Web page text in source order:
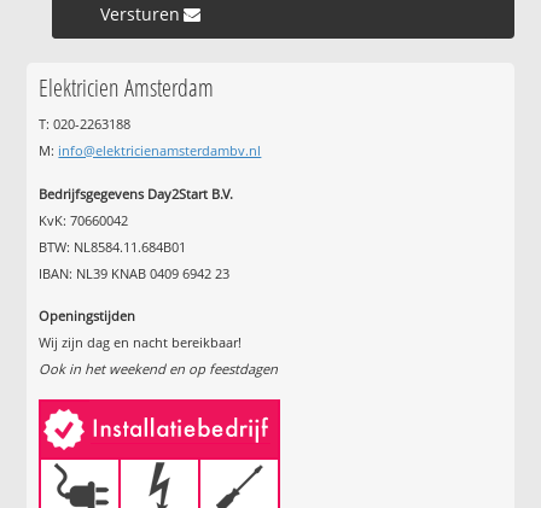
Versturen »
Elektricien Amsterdam
T: 020-2263188
M: info@elektricienamsterdambv.nl
Bedrijfsgegevens Day2Start B.V.
KvK: 70660042
BTW: NL8584.11.684B01
IBAN: NL39 KNAB 0409 6942 23
Openingstijden
Wij zijn dag en nacht bereikbaar!
Ook in het weekend en op feestdagen